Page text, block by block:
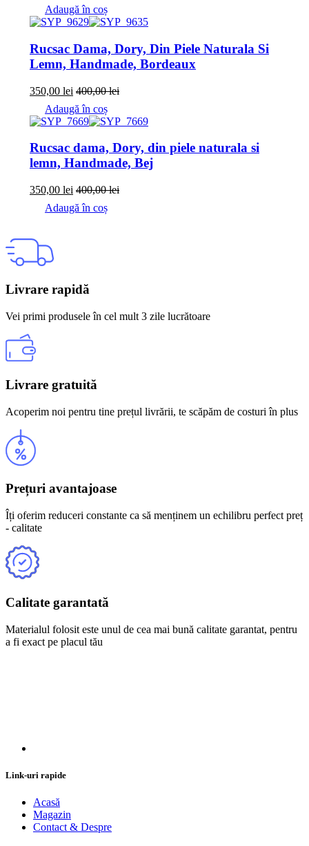
Adaugă în coș
Rucsac Dama, Dory, Din Piele Naturala Si
Lemn, Handmade, Bordeaux
350,00 lei 400,00lei
Adaugă în coș
Rucsac dama, Dory, din piele naturala si
lemn, Handmade, Bej
350,00 lei 400,00lei
Adaugă în coș
Livrare rapidă
Vei primi produsele în cel mult 3 zile lucrătoare
Livrare gratuită
Acoperim noi pentru tine prețul livrării, te scăpăm de costuri în plus
Prețuri avantajoase
Îți oferim reduceri constante ca să menținem un echilibru perfect preț
- calitate
Calitate garantată
Materialul folosit este unul de cea mai bună calitate garantat, pentru
a fi exact pe placul tău
Link-uri rapide
Acasă
Magazin
Contact & Despre